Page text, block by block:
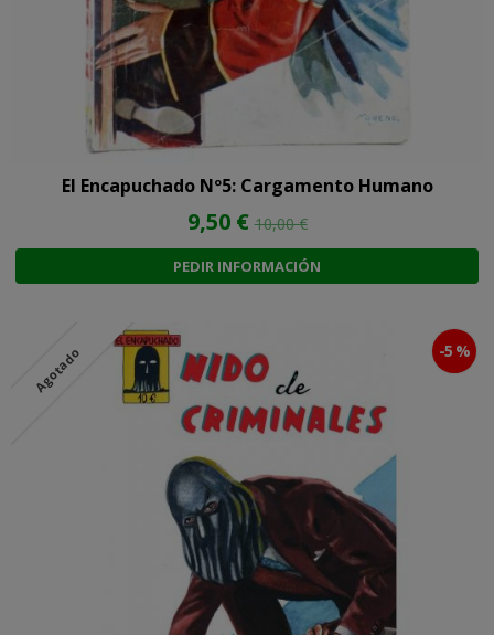
El Encapuchado Nº5: Cargamento Humano
9,50 €10,00 €
PEDIR INFORMACIÓN
Agotado -5 %